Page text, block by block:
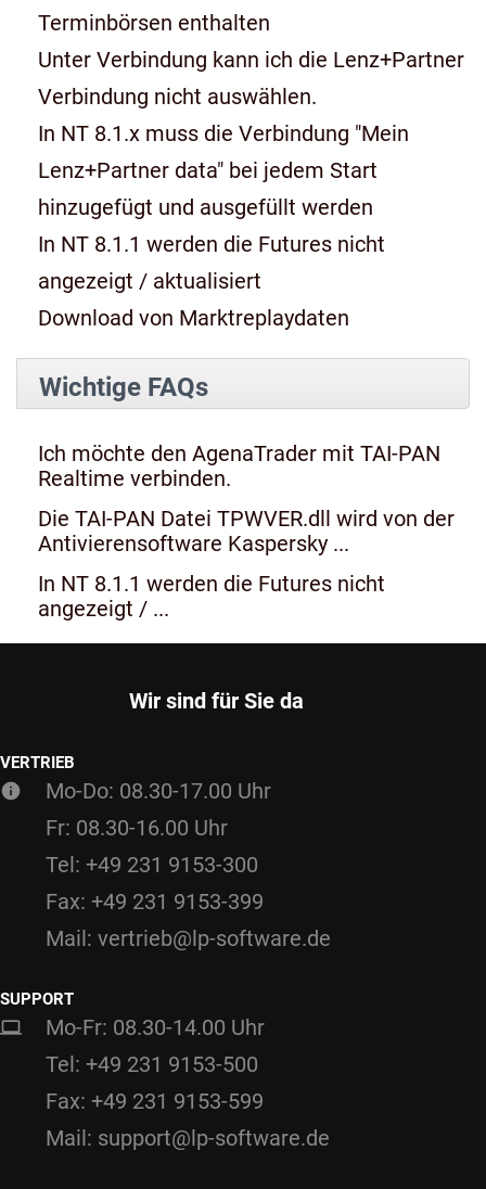
Terminbörsen enthalten
Unter Verbindung kann ich die Lenz+Partner
Verbindung nicht auswählen.
In NT 8.1.x muss die Verbindung "Mein
Lenz+Partner data" bei jedem Start
hinzugefügt und ausgefüllt werden
In NT 8.1.1 werden die Futures nicht
angezeigt / aktualisiert
Download von Marktreplaydaten
Wichtige FAQs
Ich möchte den AgenaTrader mit TAI-PAN
Realtime verbinden.
Die TAI-PAN Datei TPWVER.dll wird von der
Antivierensoftware Kaspersky ...
In NT 8.1.1 werden die Futures nicht
angezeigt / ...
Wir sind für Sie da
VERTRIEB
Mo-Do: 08.30-17.00 Uhr
Fr: 08.30-16.00 Uhr
Tel: +49 231 9153-300
Fax: +49 231 9153-399
Mail: vertrieb@lp-software.de
SUPPORT
Mo-Fr: 08.30-14.00 Uhr
Tel: +49 231 9153-500
Fax: +49 231 9153-599
Mail: support@lp-software.de